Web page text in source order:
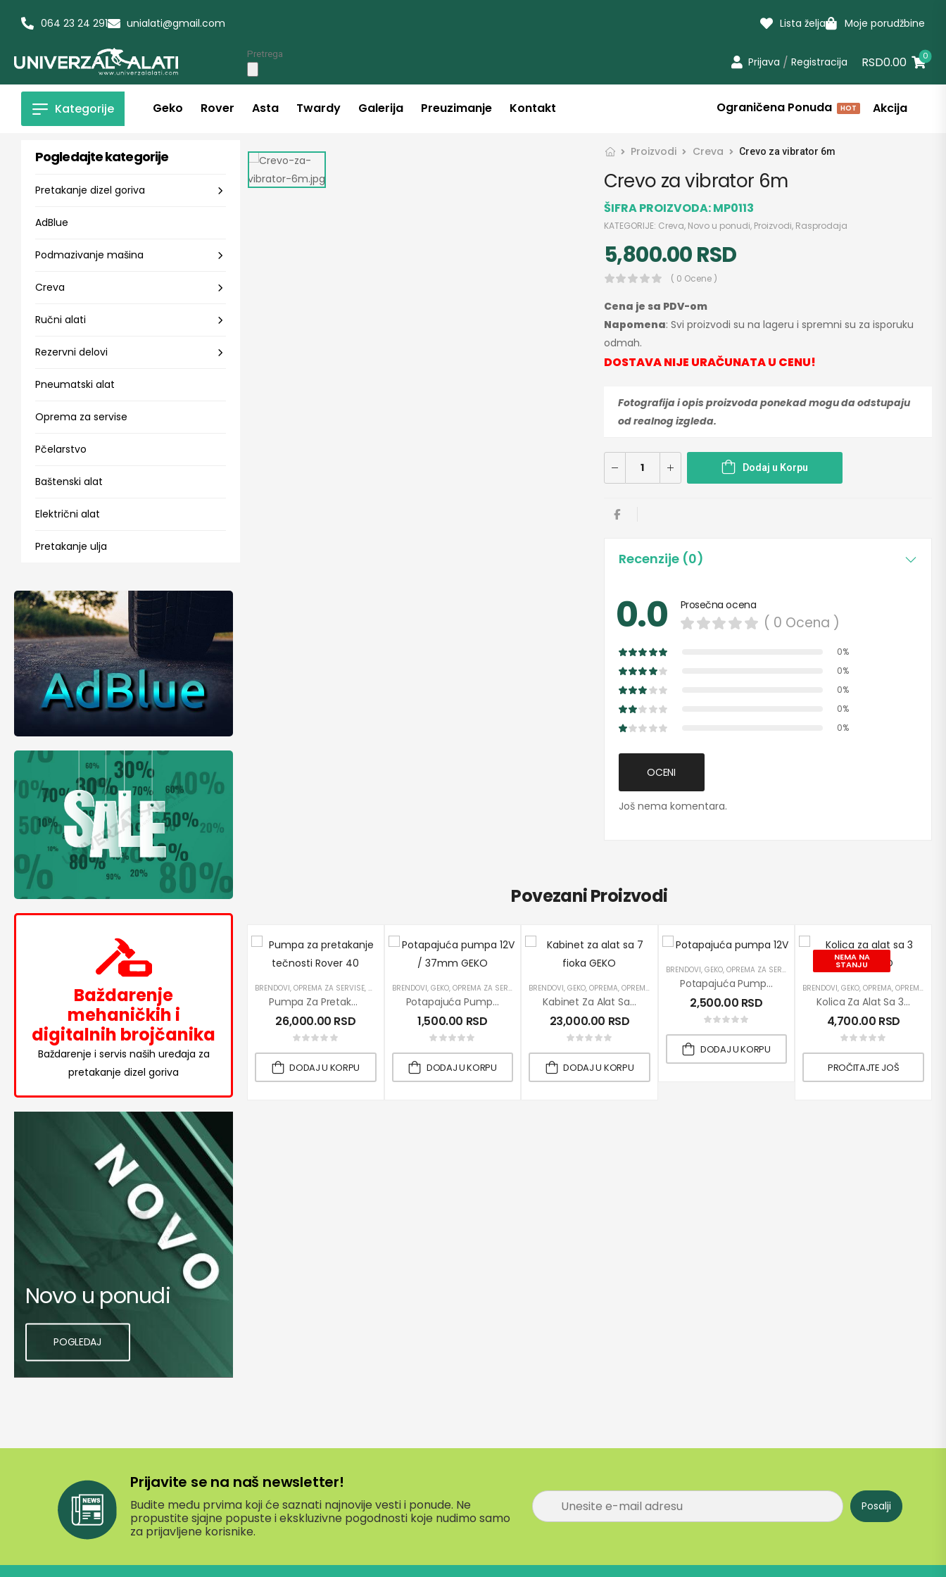
064 23 24 291 unialati@gmail.com Lista želja Moje porudžbine
Prijava / Registracija RSD0.00 0
Kategorije
Pogledajte kategorije
Pretakanje dizel goriva
AdBlue
Podmazivanje mašina
Creva
Ručni alati
Rezervni delovi
Pneumatski alat
Oprema za servise
Pčelarstvo
Baštenski alat
Električni alat
Pretakanje ulja
Geko Rover Asta Twardy Galerija Preuzimanje Kontakt Ograničena Ponuda HOT Akcija
Baždarenje
mehaničkih i
digitalnih brojčanika
Baždarenje i servis naših uređaja za
pretakanje dizel goriva
Novo u ponudi
POGLEDAJ
Proizvodi Creva Crevo za vibrator 6m
Crevo za vibrator 6m
ŠIFRA PROIZVODA:MP0113
KATEGORIJE: Creva, Novo u ponudi, Proizvodi, Rasprodaja
5,800.00RSD
( 0 Ocene )
Cena je sa PDV-om
Napomena: Svi proizvodi su na lageru i spremni su za isporuku
odmah.
DOSTAVA NIJE URAČUNATA U CENU!
Fotografija i opis proizvoda ponekad mogu da odstupaju
od realnog izgleda.
Dodaj u Korpu
Recenzije (0)
0.0 Prosečna ocena
( 0 Ocena )
0%
0%
0%
0%
0%
OCENI
Još nema komentara.
Povezani Proizvodi
BRENDOVI, OPREMA ZA SERVISE, PRETAKANJE DIZEL GORIVA,PRETAKANJE ULJA ,PROIZVODI ,PUMPE,ROVER
Pumpa Za Pretakanje Tečnosti Rover 40
26,000.00 RSD
DODAJ U KORPU
BRENDOVI, GEKO, OPREMA ZA SERVISE PRETAKANJE DIZEL GORIVA ,PROIZVODI PUMPE
Potapajuća Pumpa 12V / 37mm
1,500.00 RSD
DODAJ U KORPU
BRENDOVI,GEKO,OPREMA,OPREMA ZA SERVISE ,PROIZVODI, RUČNI ALATI
Kabinet Za Alat Sa 7 Fioka GEKO
23,000.00 RSD
DODAJ U KORPU
BRENDOVI, GEKO, OPREMA ZA SERVISE PRETAKANJE DIZEL GORIVA
Potapajuća Pumpa 12V / 52mm GEKO
2,500.00 RSD
DODAJ U KORPU
NEMA NA
STANJU
BRENDOVI,GEKO,OPREMA,OPREMA ZA SERVISE
Kolica Za Alat Sa 3 Police GEKO
4,700.00 RSD
PROČITAJTE JOŠ
Prijavite se na naš newsletter!
Budite među prvima koji će saznati najnovije vesti i ponude. Ne
propustite sjajne popuste i ekskluzivne pogodnosti koje nudimo samo
za prijavljene korisnike.
P
r
v
Posalji